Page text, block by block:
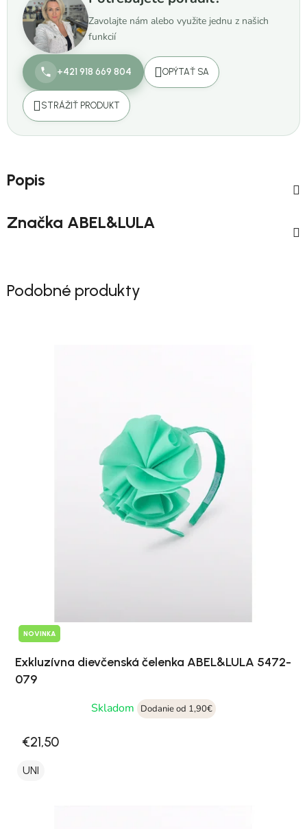
Zavolajte nám alebo využite jednu z našich
funkcií
+421 918 669 804 OPÝTAŤ SA
STRÁŽIŤ PRODUKT
Popis
Značka ABEL&LULA
Podobné produkty
NOVINKA
Exkluzívna dievčenská čelenka ABEL&LULA 5472-
079
Skladom
Dodanie od 1,90€
€21,50
UNI